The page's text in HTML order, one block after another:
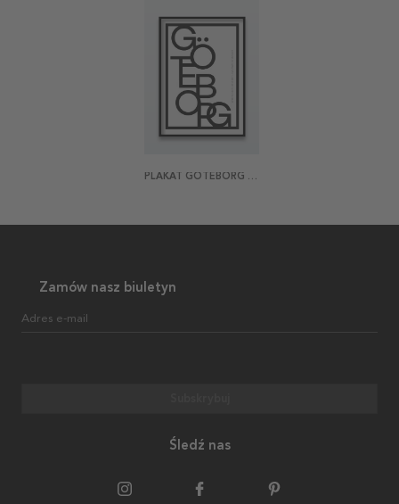
PLAKAT GÖTEBORG SHUFFLE
Zamów nasz biuletyn
Adres e-mail
Śledź nas